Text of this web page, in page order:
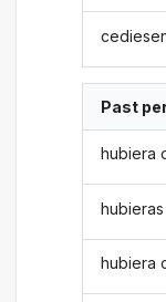
Past
hubiera
hubiera